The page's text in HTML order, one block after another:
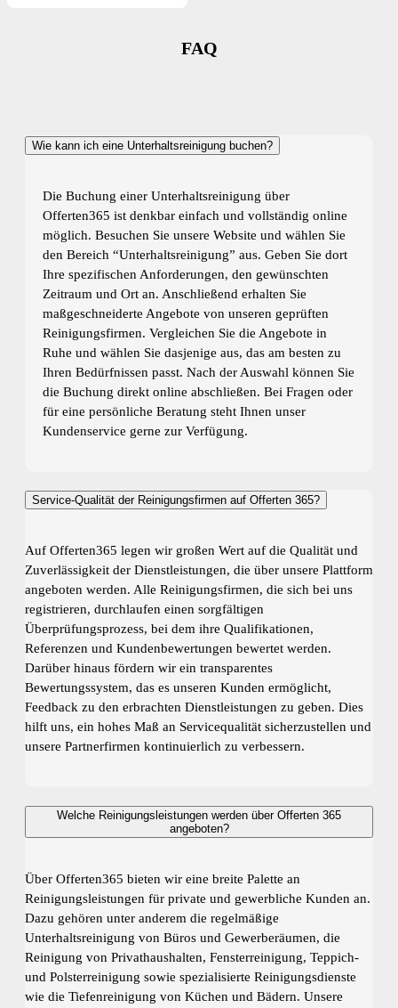
FAQ
Wie kann ich eine Unterhaltsreinigung buchen?
Die Buchung einer Unterhaltsreinigung über
Offerten365 ist denkbar einfach und vollständig online
möglich. Besuchen Sie unsere Website und wählen Sie
den Bereich “Unterhaltsreinigung” aus. Geben Sie dort
Ihre spezifischen Anforderungen, den gewünschten
Zeitraum und Ort an. Anschließend erhalten Sie
maßgeschneiderte Angebote von unseren geprüften
Reinigungsfirmen. Vergleichen Sie die Angebote in
Ruhe und wählen Sie dasjenige aus, das am besten zu
Ihren Bedürfnissen passt. Nach der Auswahl können Sie
die Buchung direkt online abschließen. Bei Fragen oder
für eine persönliche Beratung steht Ihnen unser
Kundenservice gerne zur Verfügung.
Service-Qualität der Reinigungsfirmen auf Offerten 365?
Auf Offerten365 legen wir großen Wert auf die Qualität und
Zuverlässigkeit der Dienstleistungen, die über unsere Plattform
angeboten werden. Alle Reinigungsfirmen, die sich bei uns
registrieren, durchlaufen einen sorgfältigen
Überprüfungsprozess, bei dem ihre Qualifikationen,
Referenzen und Kundenbewertungen bewertet werden.
Darüber hinaus fördern wir ein transparentes
Bewertungssystem, das es unseren Kunden ermöglicht,
Feedback zu den erbrachten Dienstleistungen zu geben. Dies
hilft uns, ein hohes Maß an Servicequalität sicherzustellen und
unsere Partnerfirmen kontinuierlich zu verbessern.
Welche Reinigungsleistungen werden über Offerten 365
angeboten?
Über Offerten365 bieten wir eine breite Palette an
Reinigungsleistungen für private und gewerbliche Kunden an.
Dazu gehören unter anderem die regelmäßige
Unterhaltsreinigung von Büros und Gewerberäumen, die
Reinigung von Privathaushalten, Fensterreinigung, Teppich-
und Polsterreinigung sowie spezialisierte Reinigungsdienste
wie die Tiefenreinigung von Küchen und Bädern. Unsere